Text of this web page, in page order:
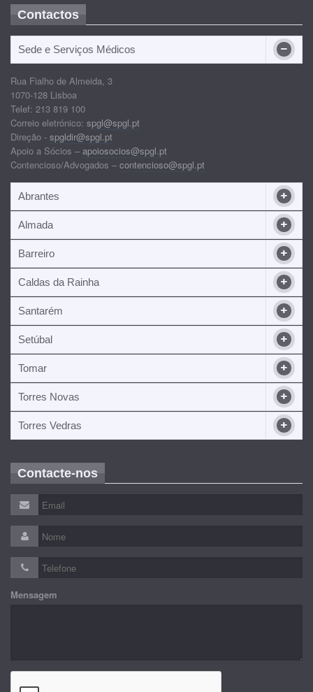
Contactos
Sede e Serviços Médicos
Rua Fialho de Almeida, 3
1070-128 Lisboa
Telef: 213 819 100
Correio eletrónico: spgl@spgl.pt
Direção - spgldir@spgl.pt
Apoio a Sócios – apoiosocios@spgl.pt
Contencioso/Advogados – contencioso@spgl.pt
Abrantes
Almada
Barreiro
Caldas da Rainha
Santarém
Setúbal
Tomar
Torres Novas
Torres Vedras
Contacte-nos
Mensagem